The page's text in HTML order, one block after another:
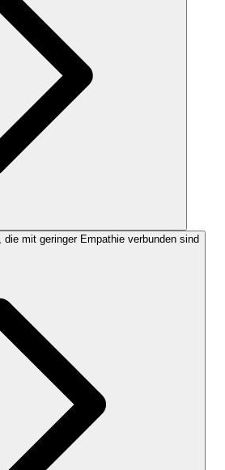
mit geringer Empathie verbunden sind